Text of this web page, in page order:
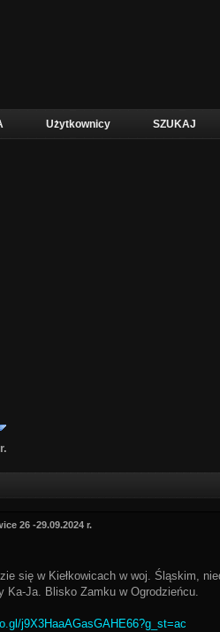
Użytkownicy SZUKAJ
26 -29.09.2024 r.
się w Kiełkowicach w woj. Śląskim,
Ka-Ja. Blisko Zamku w Ogrodzieńcu.
j9X3HaaAGasGAHE66?g_st=ac